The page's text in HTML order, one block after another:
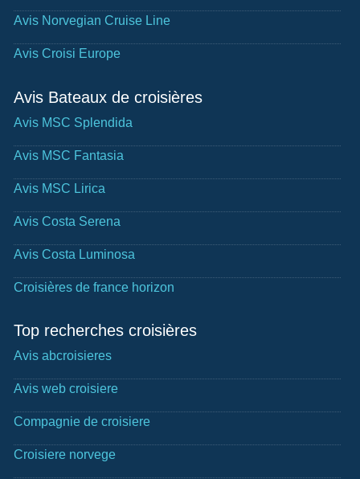
Avis Norvegian Cruise Line
Avis Croisi Europe
Avis Bateaux de croisières
Avis MSC Splendida
Avis MSC Fantasia
Avis MSC Lirica
Avis Costa Serena
Avis Costa Luminosa
Croisières de france horizon
Top recherches croisières
Avis abcroisieres
Avis web croisiere
Compagnie de croisiere
Croisiere norvege